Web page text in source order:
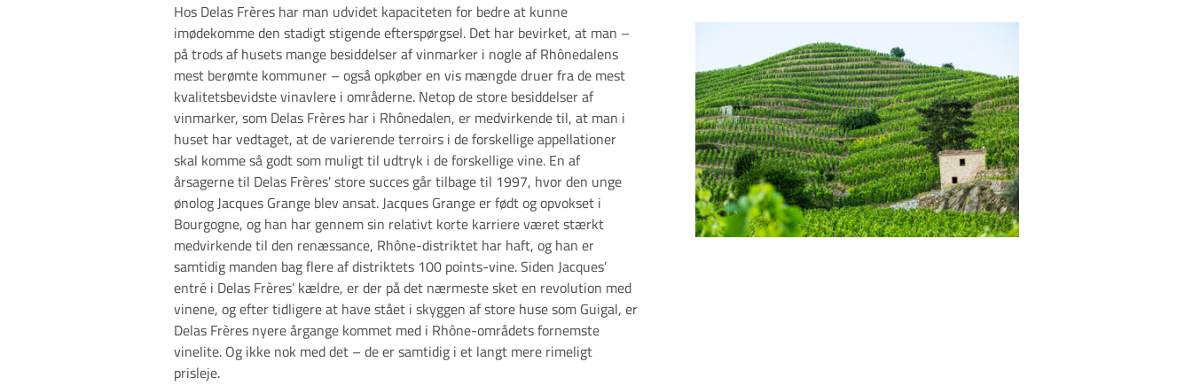
Hos Delas Frères har man udvidet kapaciteten for bedre at kunne
imødekomme den stadigt stigende efterspørgsel. Det har bevirket, at man –
på trods af husets mange besiddelser af vinmarker i nogle af Rhônedalens
mest berømte kommuner – også opkøber en vis mængde druer fra de mest
kvalitetsbevidste vinavlere i områderne. Netop de store besiddelser af
vinmarker, som Delas Frères har i Rhônedalen, er medvirkende til, at man i
huset har vedtaget, at de varierende terroirs i de forskellige appellationer
skal komme så godt som muligt til udtryk i de forskellige vine. En af
årsagerne til Delas Frères' store succes går tilbage til 1997, hvor den unge
ønolog Jacques Grange blev ansat. Jacques Grange er født og opvokset i
Bourgogne, og han har gennem sin relativt korte karriere været stærkt
medvirkende til den renæssance, Rhône-distriktet har haft, og han er
samtidig manden bag flere af distriktets 100 points-vine. Siden Jacques’
entré i Delas Frères’ kældre, er der på det nærmeste sket en revolution med
vinene, og efter tidligere at have stået i skyggen af store huse som Guigal, er
Delas Frères nyere årgange kommet med i Rhône-områdets fornemste
vinelite. Og ikke nok med det – de er samtidig i et langt mere rimeligt
prisleje.